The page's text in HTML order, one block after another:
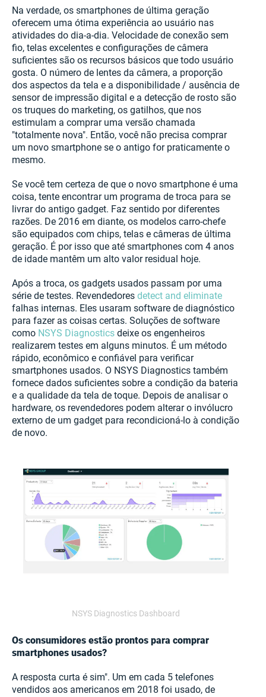
Na verdade, os smartphones de última geração
oferecem uma ótima experiência ao usuário nas
atividades do dia-a-dia. Velocidade de conexão sem
fio, telas excelentes e configurações de câmera
suficientes são os recursos básicos que todo usuário
gosta. O número de lentes da câmera, a proporção
dos aspectos da tela e a disponibilidade / ausência de
sensor de impressão digital e a detecção de rosto são
os truques do marketing, os gatilhos, que nos
estimulam a comprar uma versão chamada
"totalmente nova". Então, você não precisa comprar
um novo smartphone se o antigo for praticamente o
mesmo.
Se você tem certeza de que o novo smartphone é uma
coisa, tente encontrar um programa de troca para se
livrar do antigo gadget. Faz sentido por diferentes
razões. De 2016 em diante, os modelos carro-chefe
são equipados com chips, telas e câmeras de última
geração. É por isso que até smartphones com 4 anos
de idade mantêm um alto valor residual hoje.
Após a troca, os gadgets usados ​​passam por uma
série de testes. Revendedores detect and eliminate
falhas internas. Eles usaram software de diagnóstico
para fazer as coisas certas. Soluções de software
como NSYS Diagnostics deixe os engenheiros
realizarem testes em alguns minutos. É um método
rápido, econômico e confiável para verificar
smartphones usados. O NSYS Diagnostics também
fornece dados suficientes sobre a condição da bateria
e a qualidade da tela de toque. Depois de analisar o
hardware, os revendedores podem alterar o invólucro
externo de um gadget para recondicioná-lo à condição
de novo.
NSYS Diagnostics Dashboard
Os consumidores estão prontos para comprar
smartphones usados?
A resposta curta é sim". Um em cada 5 telefones
vendidos aos americanos em 2018 foi usado, de